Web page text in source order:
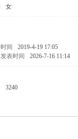
女
间 2019-4-19 17:05
表时间 2026-7-16 11:14
3240